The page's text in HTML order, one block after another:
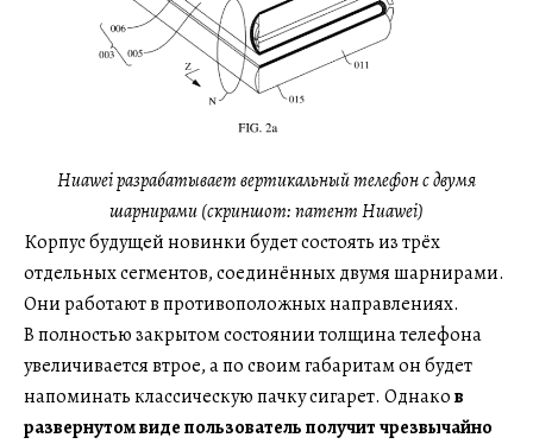
Huawei разрабатывает вертикальный телефон с двумя
шарнирами (скриншот: патент Huawei)
Корпус будущей новинки будет состоять из трёх
отдельных сегментов, соединённых двумя шарнирами.
Они работают в противоположных направлениях.
В полностью закрытом состоянии толщина телефона
увеличивается втрое, а по своим габаритам он будет
напоминать классическую пачку сигарет. Однаков
развернутом виде пользователь получит чрезвычайно